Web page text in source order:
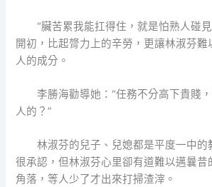
“臟苦累我能扛得住，就是怕熟人碰
開初，比起膂力上的辛勞，更讓林淑芬難
人的成分。
李勝海勸導她：“任務不分高下貴賤
人的？”
林淑芬的兒子、兒媳都是平度一中的
很承認，但林淑芬心里卻有道難以邁曩昔
角落，等人少了才出來打掃渣滓。